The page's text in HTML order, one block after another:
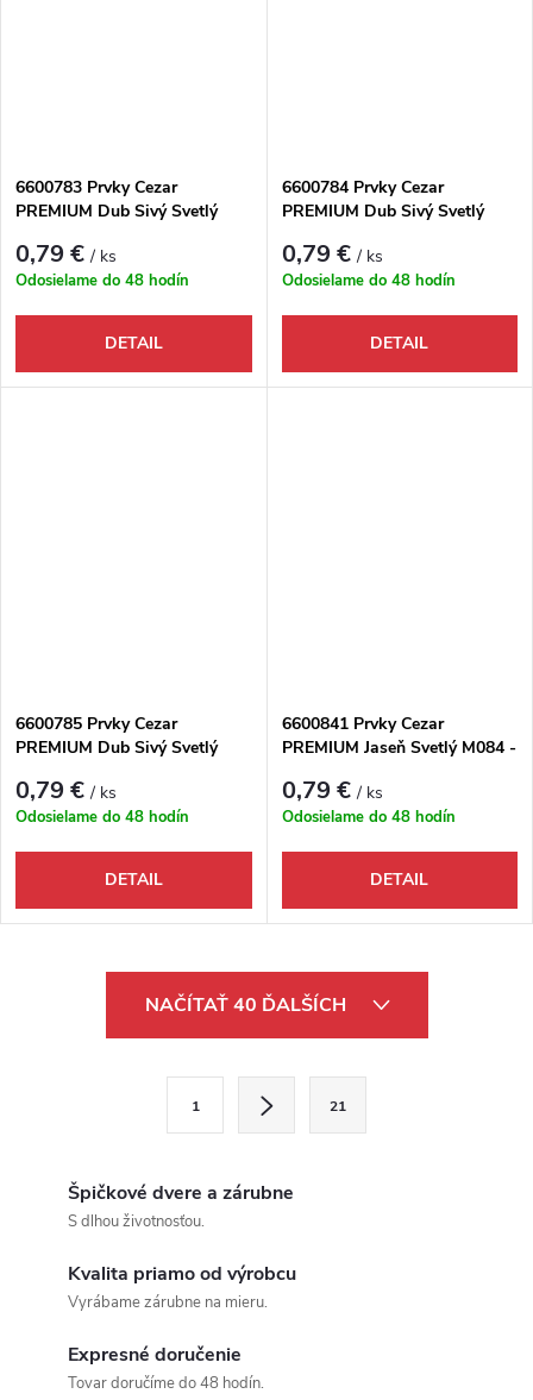
6600783 Prvky Cezar
PREMIUM Dub Sivý Svetlý
0,79 €/ ks
Odosielame do 48 hodín
DETAIL
6600784 Prvky Cezar
PREMIUM Dub Sivý Svetlý
0,79 €/ ks
Odosielame do 48 hodín
DETAIL
6600785 Prvky Cezar
PREMIUM Dub Sivý Svetlý
0,79 €/ ks
Odosielame do 48 hodín
DETAIL
6600841 Prvky Cezar
PREMIUM Jaseň Svetlý M084 -
0,79 €/ ks
Odosielame do 48 hodín
DETAIL
Ovládacie prvky výpisu
NAČÍTAŤ 40 ĎALŠÍCH
1 21
Špičkové dvere a zárubne
S dlhou životnosťou.
Kvalita priamo od výrobcu
Vyrábame zárubne na mieru.
Expresné doručenie
Tovar doručíme do 48 hodín.